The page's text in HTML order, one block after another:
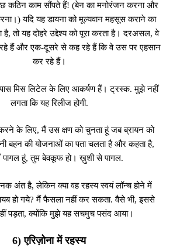
कठिन काम सौंपते हैं! (बेन का मनोरंजन करना और
यदि यह डायना को मूल्यवान महसूस कराने का
तो यह दोहरे उद्देश्य को पूरा करता है। दरअसल, वे
हैं और एक-दूसरे से कह रहे हैं कि वे उस पर एहसान
कर रहे हैं।
मिस लिटेल के लिए आकर्षण हैं। ट्रस्क. मुझे नहीं
लगता कि यह रिलीज होगी.
के लिए, मैं उस क्षण को चुनता हूं जब ब्रायन को
बहन की योजनाओं का पता चलता है और कहता है,
हूं, तुम बेवकूफ हो। ख़ुशी से पागल.
अंत है, लेकिन क्या वह रहस्य स्वयं लॉन्च होने में
हो गये? मैं फैसला नहीं कर सकता. वैसे भी, इससे
पड़ता, क्योंकि मुझे यह सचमुच पसंद आया।
6) एरिज़ोना में रहस्य